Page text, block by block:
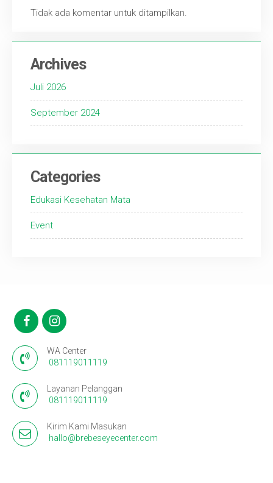
Tidak ada komentar untuk ditampilkan.
Archives
Juli 2026
September 2024
Categories
Edukasi Kesehatan Mata
Event
WA Center
081119011119
Layanan Pelanggan
081119011119
Kirim Kami Masukan
hallo@brebeseyecenter.com